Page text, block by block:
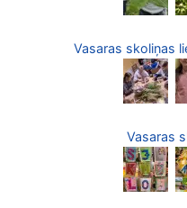
Vasaras skoliņas
Vasaras